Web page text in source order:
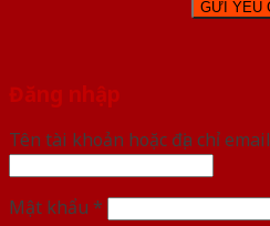
Đăng nhập
Tên tài khoản hoặc địa chỉ email
Mật khẩu *